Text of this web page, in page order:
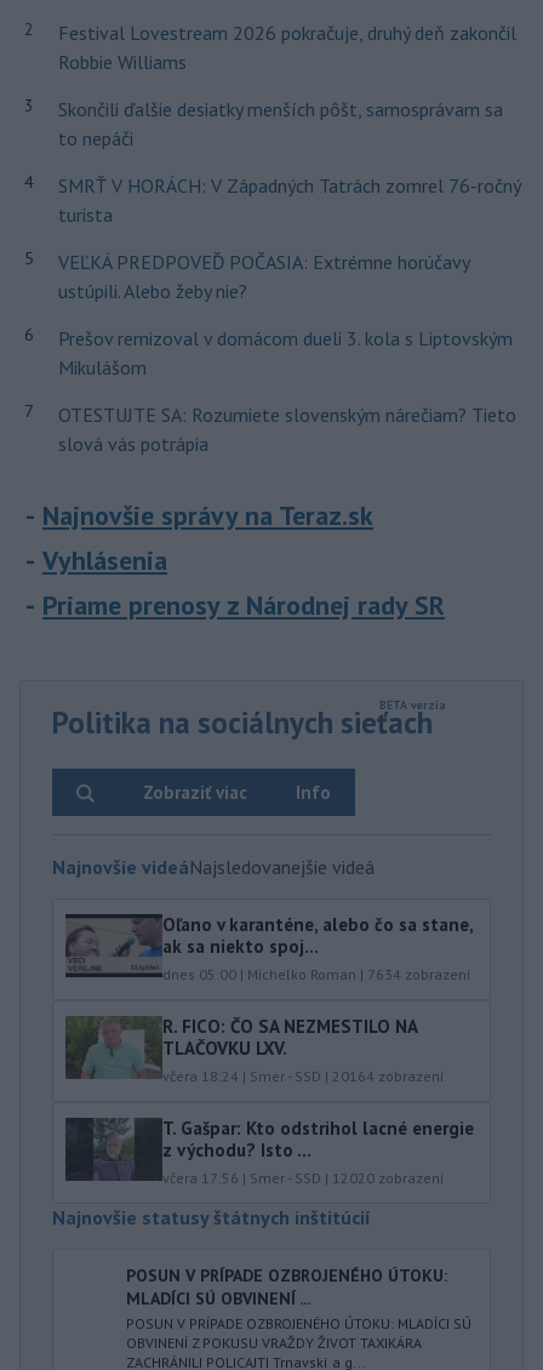
2
Festival Lovestream 2026 pokračuje, druhý deň zakončil
Robbie Williams
3
Skončili ďalšie desiatky menších pôšt, samosprávam sa
to nepáči
4
SMRŤ V HORÁCH: V Západných Tatrách zomrel 76-ročný
turista
5
VEĽKÁ PREDPOVEĎ POČASIA: Extrémne horúčavy
ustúpili. Alebo žeby nie?
6
Prešov remizoval v domácom dueli 3. kola s Liptovským
Mikulášom
7
OTESTUJTE SA: Rozumiete slovenským nárečiam? Tieto
slová vás potrápia
Najnovšie správy na Teraz.sk
Vyhlásenia
Priame prenosy z Národnej rady SR
Politika na sociálnych sieťach
Info
Zobraziť viac
Najnovšie videáNajsledovanejšie videá
Oľano v karanténe, alebo čo sa stane,
ak sa niekto spoj...
dnes 05:00 | Michelko Roman | 7634 zobrazení
R. FICO: ČO SA NEZMESTILO NA
TLAČOVKU LXV.
včera 18:24 | Smer - SSD | 20164 zobrazení
T. Gašpar: Kto odstrihol lacné energie
z východu? Isto ...
včera 17:56 | Smer - SSD | 12020 zobrazení
Najnovšie statusy štátnych inštitúcií
POSUN V PRÍPADE OZBROJENÉHO ÚTOKU:
MLADÍCI SÚ OBVINENÍ ...
POSUN V PRÍPADE OZBROJENÉHO ÚTOKU: MLADÍCI SÚ
OBVINENÍ Z POKUSU VRAŽDY ŽIVOT TAXIKÁRA
ZACHRÁNILI POLICAJTI Trnavskí a g...